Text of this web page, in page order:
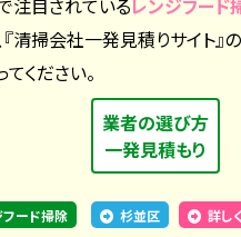
注目されているレンジフード
『清掃会社一発見積りサイト』
ください。
業者の選び方
一発見積もり
フード掃除 杉並区 詳し